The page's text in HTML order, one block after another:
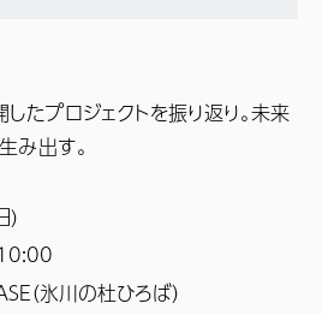
たプロジェクトを振り返り。未来
み出す。
)
（氷川の杜ひろば）